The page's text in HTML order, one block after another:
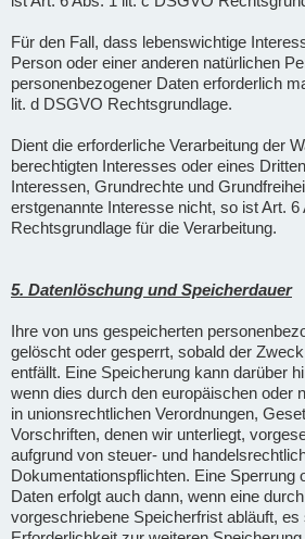
Für den Fall, dass lebenswichtige
Person oder einer anderen natürlichen
personenbezogener Daten erforderlich
lit. d DSGVO Rechtsgrundlage.
Dient die erforderliche Verarbeitung der
berechtigten Interesses oder eines
Interessen, Grundrechte und
erstgenannte Interesse nicht, so ist Art.
Rechtsgrundlage für die Verarbeitung.
5. Datenlöschung und Speicherdauer
Ihre von uns gespeicherten
gelöscht oder gesperrt, sobald der
entfällt. Eine Speicherung kann darüber
wenn dies durch den europäischen oder
in unionsrechtlichen Verordnungen,
Vorschriften, denen wir unterliegt,
aufgrund von steuer- und
Dokumentationspflichten. Eine Sperrung
Daten erfolgt auch dann, wenn eine
vorgeschriebene Speicherfrist abläuft,